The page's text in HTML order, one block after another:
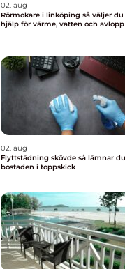
02. aug
Rörmokare i linköping så väljer du rätt
hjälp för värme, vatten och avlopp
02. aug
Flyttstädning skövde så lämnar du
bostaden i toppskick